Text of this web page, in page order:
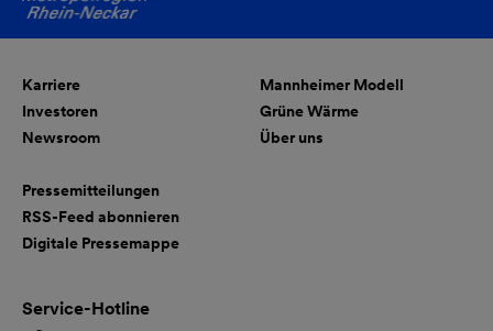
Karriere
Investoren
Newsroom
Mannheimer Modell
Grüne Wärme
Über uns
Pressemitteilungen
RSS-Feed abonnieren
Digitale Pressemappe
Service-Hotline